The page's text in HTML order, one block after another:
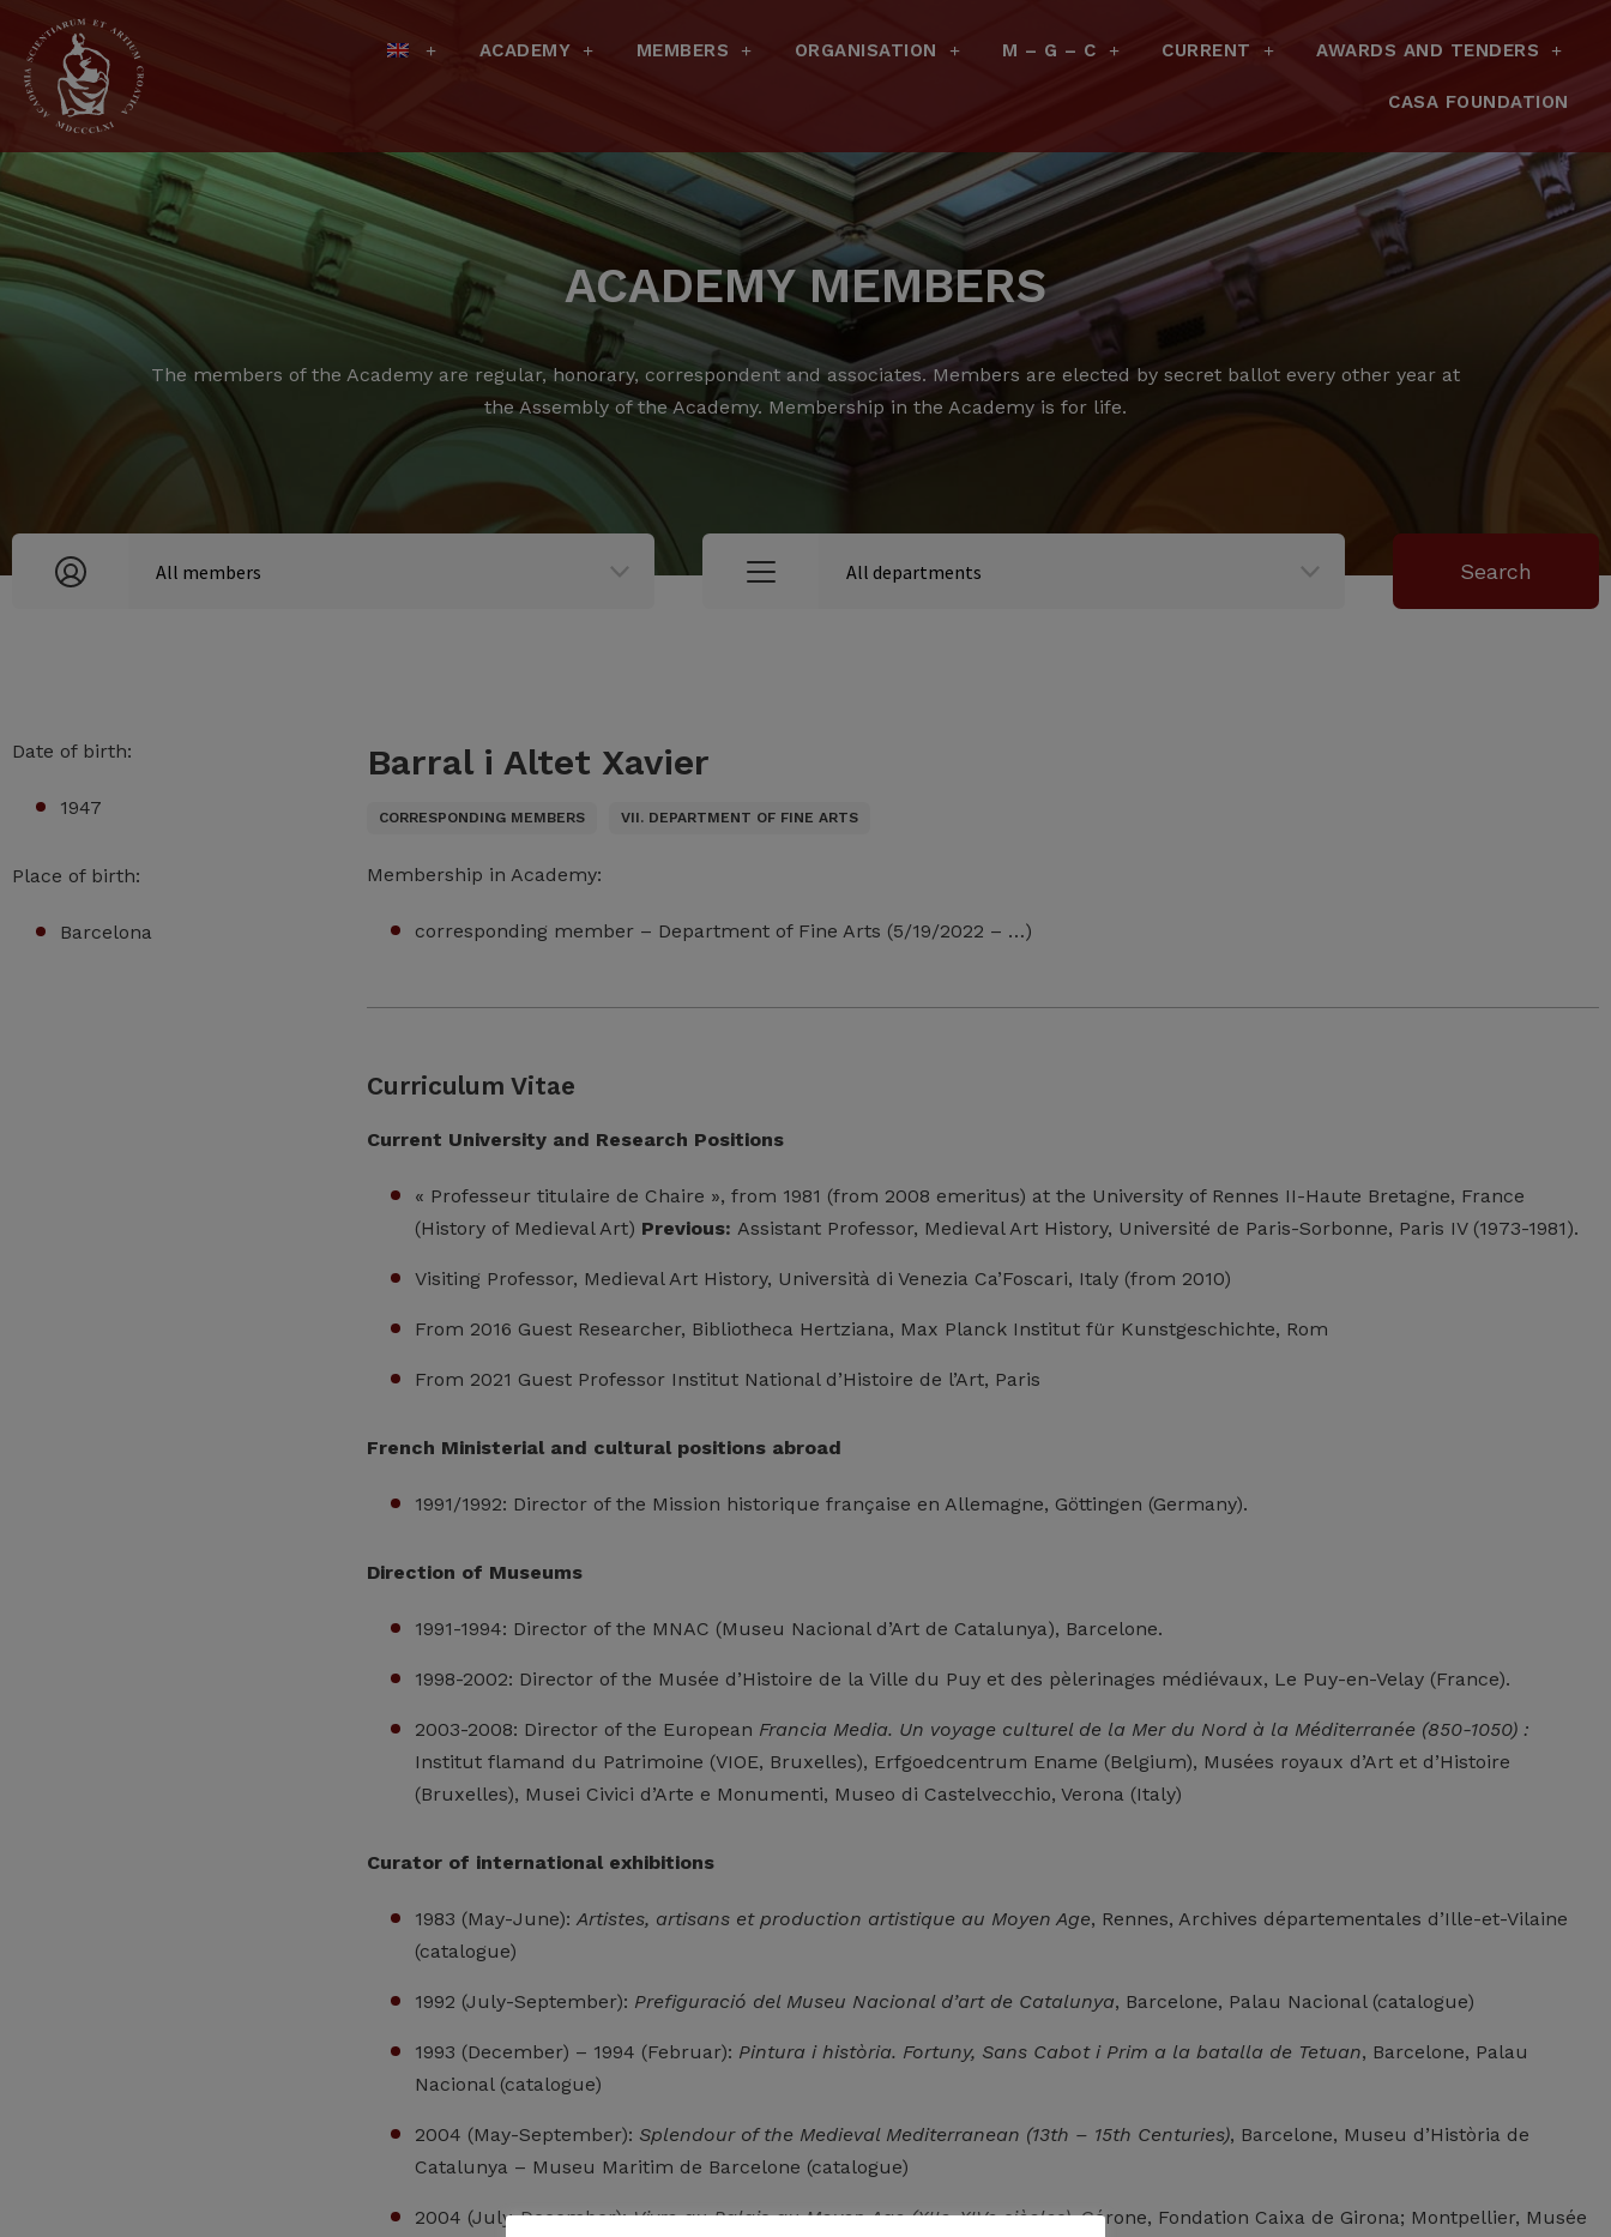
ACADEMY MEMBERS ORGANISATION M – G – C CURRENT AWARDS AND TENDERS
CASA FOUNDATION
ACADEMY MEMBERS
The members of the Academy are regular, honorary, correspondent and associates. Members are elected by secret ballot every other year at
the Assembly of the Academy. Membership in the Academy is for life.
Date of birth:
1947
Place of birth:
Barcelona
Barral i Altet Xavier
CORRESPONDING MEMBERS VII. DEPARTMENT OF FINE ARTS
Membership in Academy:
corresponding member – Department of Fine Arts (5/19/2022 – …)
Curriculum Vitae
Current University and Research Positions
« Professeur titulaire de Chaire », from 1981 (from 2008 emeritus) at the University of Rennes II-Haute Bretagne, France
(History of Medieval Art) Previous:Assistant Professor, Medieval Art History, Université de Paris-Sorbonne, Paris IV (1973-1981).
Visiting Professor, Medieval Art History, Università di Venezia Ca’Foscari, Italy (from 2010)
From 2016 Guest Researcher, Bibliotheca Hertziana, Max Planck Institut für Kunstgeschichte, Rom
From 2021 Guest Professor Institut National d’Histoire de l’Art, Paris
French Ministerial and cultural positions abroad
1991/1992: Director of the Mission historique française en Allemagne, Göttingen (Germany).
Direction of Museums
1991-1994: Director of the MNAC (Museu Nacional d’Art de Catalunya), Barcelone.
1998-2002: Director of the Musée d’Histoire de la Ville du Puy et des pèlerinages médiévaux, Le Puy-en-Velay (France).
2003-2008: Director of the European Francia Media. Un voyage culturel de la Mer du Nord à la Méditerranée (850-1050) :
Institut flamand du Patrimoine (VIOE, Bruxelles), Erfgoedcentrum Ename (Belgium), Musées royaux d’Art et d’Histoire
(Bruxelles), Musei Civici d’Arte e Monumenti, Museo di Castelvecchio, Verona (Italy)
Curator of international exhibitions
1983 (May-June):Artistes, artisans et production artistique au Moyen Age, Rennes, Archives départementales d’Ille-et-Vilaine
(catalogue)
1992 (July-September): Prefiguració del Museu Nacional d’art de Catalunya, Barcelone, Palau Nacional (catalogue)
1993 (December) – 1994 (Februar): Pintura i història. Fortuny, Sans Cabot i Prim a la batalla de Tetuan, Barcelone, Palau
Nacional (catalogue)
2004 (May-September): Splendour of the Medieval Mediterranean (13th – 15th Centuries), Barcelone, Museu d’Història de
Catalunya – Museu Maritim de Barcelone (catalogue)
2004 (July-December):Vivre au Palais au Moyen Age (XIIe-XIVe siècles), Gérone, Fondation Caixa de Girona; Montpellier, Musée